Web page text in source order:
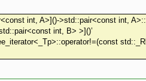
int, A>]()->std::pair<const int,
int, B> >]()’